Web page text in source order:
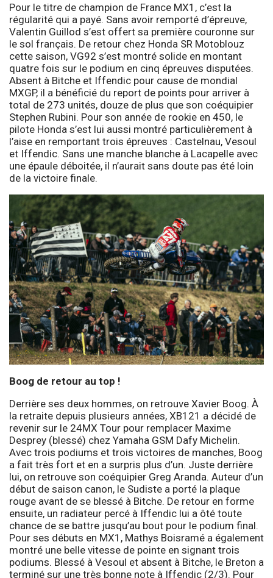
Pour le titre de champion de France MX1, c’est la
régularité qui a payé. Sans avoir remporté d’épreuve,
Valentin Guillod s’est offert sa première couronne sur
le sol français. De retour chez Honda SR Motoblouz
cette saison, VG92 s’est montré solide en montant
quatre fois sur le podium en cinq épreuves disputées.
Absent à Bitche et Iffendic pour cause de mondial
MXGP, il a bénéficié du report de points pour arriver à
total de 273 unités, douze de plus que son coéquipier
Stephen Rubini. Pour son année de rookie en 450, le
pilote Honda s’est lui aussi montré particulièrement à
l’aise en remportant trois épreuves : Castelnau, Vesoul
et Iffendic. Sans une manche blanche à Lacapelle avec
une épaule déboitée, il n’aurait sans doute pas été loin
de la victoire finale.
Boog de retour au top !
Derrière ses deux hommes, on retrouve Xavier Boog. À
la retraite depuis plusieurs années, XB121 a décidé de
revenir sur le 24MX Tour pour remplacer Maxime
Desprey (blessé) chez Yamaha GSM Dafy Michelin.
Avec trois podiums et trois victoires de manches, Boog
a fait très fort et en a surpris plus d’un. Juste derrière
lui, on retrouve son coéquipier Greg Aranda. Auteur d’un
début de saison canon, le Sudiste a porté la plaque
rouge avant de se blessé à Bitche. De retour en forme
ensuite, un radiateur percé à Iffendic lui a ôté toute
chance de se battre jusqu’au bout pour le podium final.
Pour ses débuts en MX1, Mathys Boisramé a également
montré une belle vitesse de pointe en signant trois
podiums. Blessé à Vesoul et absent à Bitche, le Breton a
terminé sur une très bonne note à Iffendic (2/3). Pour